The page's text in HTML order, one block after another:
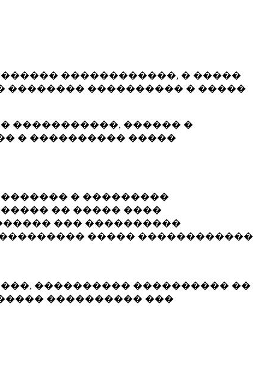
������������, � �����
�������� ���������� � �����
�����������, ������ �
� ���������� �����
� ���������
�� ����� ����
��� ����������
����� ������������
���������� ���������� ��
���������� ���